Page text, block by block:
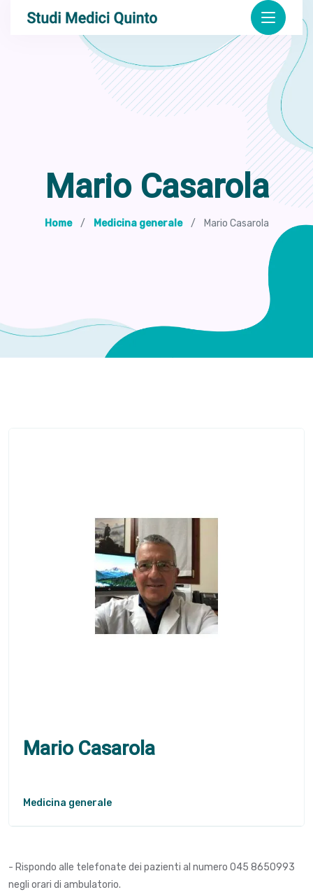
Mario Casarola
Home Medicina generale Mario Casarola
Mario Casarola
Medicina generale
- Rispondo alle telefonate dei pazienti al numero 045 8650993
negli orari di ambulatorio.